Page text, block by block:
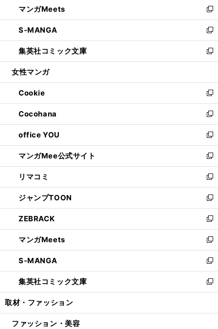
く
で
開
く
ド
ウ
で
開
く
ィ
ン
ド
ウ
で
開
い
ウ
ィ
ン
ド
ウ
開
く
マンガMeets
新
し
い
ウ
ィ
ン
ウ
で
開
く
S-MANGA
新
し
い
ウ
ン
ド
ウ
で
開
く
集英社コミック文庫
新
し
ウ
ィ
ン
ド
ウ
で
開
く
女性マンガ
Cookie
新
し
い
ウ
ィ
ン
ド
ウ
で
開
く
Cocohana
新
し
い
ウ
ィ
ン
ド
ウ
で
開
く
office YOU
新
し
い
ウ
ィ
ン
ド
ウ
で
開
く
マンガMee公式サイト
新
し
い
ウ
ィ
ン
ド
ウ
で
開
く
リマコミ
新
し
い
ウ
ィ
ン
ド
ウ
で
開
く
ジャンプTOON
新
し
い
ウ
ィ
ン
ド
ウ
で
開
ZEBRACK
新
し
い
ウ
ィ
ン
ド
ウ
開
マンガMeets
新
し
い
ウ
ィ
ン
ウ
S-MANGA
新
し
い
ウ
ン
集英社コミック文庫
新
し
ウ
取材・ファッション
ファッション・美容